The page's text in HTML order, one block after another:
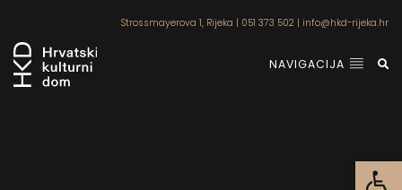
Strossmayerova 1, Rijeka | 051 373 502 | info@hkd-rijeka.hr
NAVIGACIJA